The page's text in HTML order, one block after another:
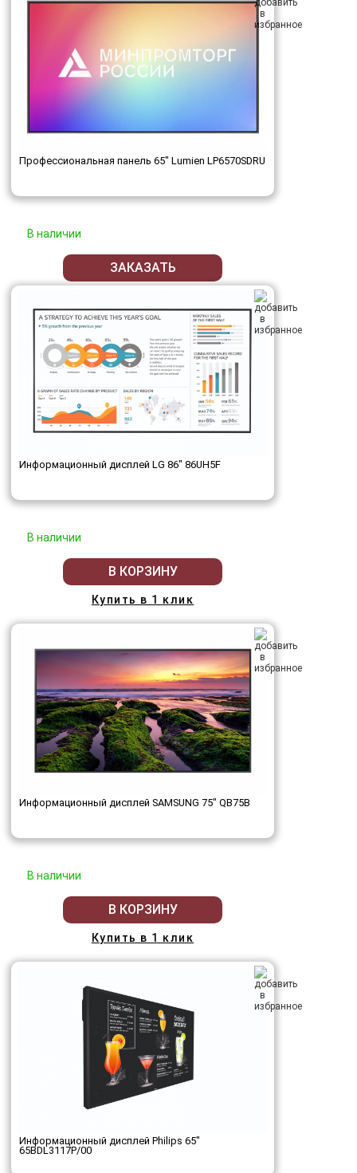
Профессиональная панель 65" Lumien LP6570SDRU
В наличии
ЗАКАЗАТЬ
Информационный дисплей LG 86" 86UH5F
В наличии
В КОРЗИНУ
Купить в 1 клик
Информационный дисплей SAMSUNG 75" QB75B
В наличии
В КОРЗИНУ
Купить в 1 клик
Информационный дисплей Philips 65"
65BDL3117P/00